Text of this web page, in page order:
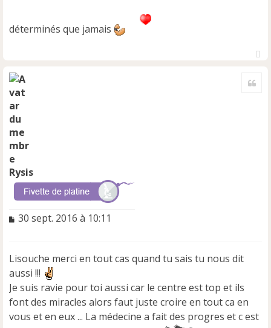
déterminés que jamais
Rysis
M
s
a
g
e
n
o
n
30 sept. 2016 à 10:11
Lisouche merci en tout cas quand tu sais tu nous dit
aussi !!!
Je suis ravie pour toi aussi car le centre est top et ils
font des miracles alors faut juste croire en tout ca en
vous et en eux ... La médecine a fait des progres et c est